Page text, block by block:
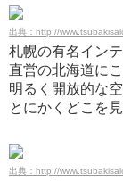
出典：http://
札幌の有名イン
直営の北海道に
明るく開放的な
とにかくどこを
出典：http://